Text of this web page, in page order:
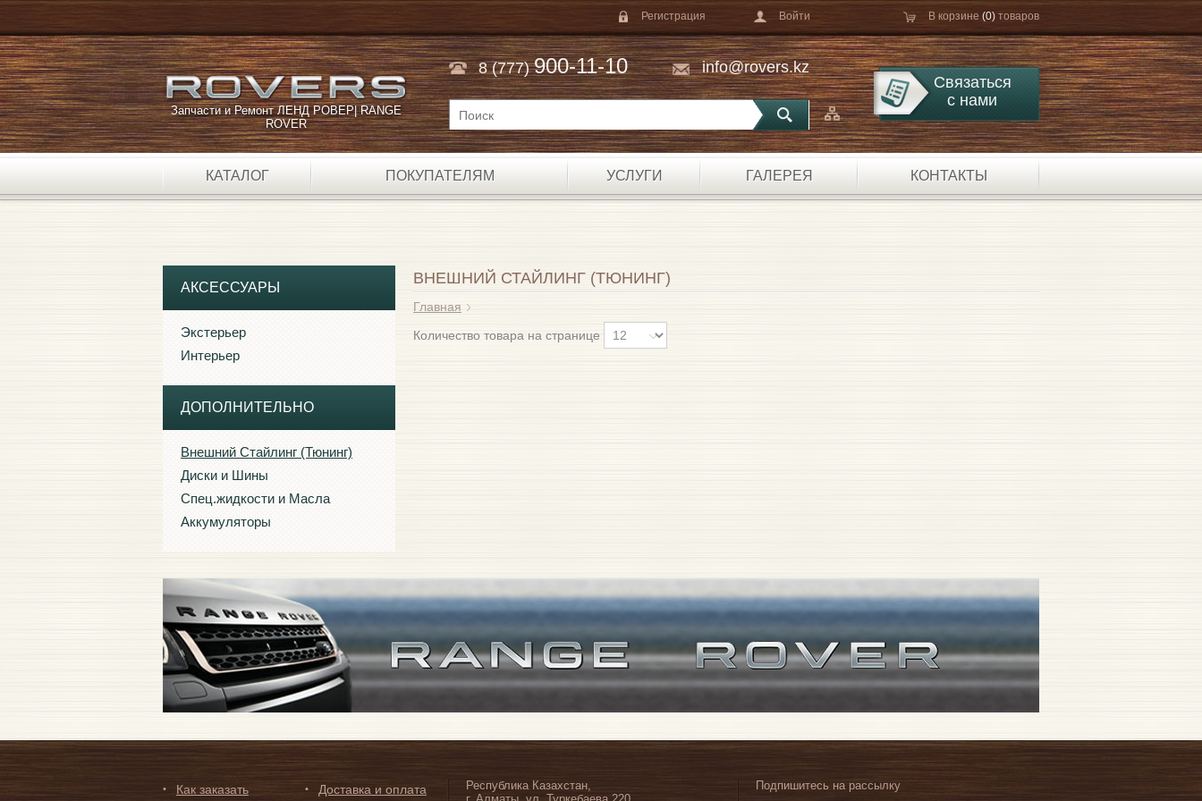
Регистрация Войти В корзине (0) товаров
Запчасти и Ремонт ЛЕНД РОВЕР| RANGE
ROVER
8 (777)900-11-10
info@rovers.kz
Связаться
с нами
КАТАЛОГ ПОКУПАТЕЛЯМ УСЛУГИ ГАЛЕРЕЯ КОНТАКТЫ
АКСЕССУАРЫ
Экстерьер
Интерьер
ДОПОЛНИТЕЛЬНО
Внешний Стайлинг (Тюнинг)
Диски и Шины
Спец.жидкости и Масла
Аккумуляторы
ВНЕШНИЙ СТАЙЛИНГ (ТЮНИНГ)
Главная
Количество товара на странице
Как заказать Доставка и оплата
Республика Казахстан,
Подпишитесь на рассылку